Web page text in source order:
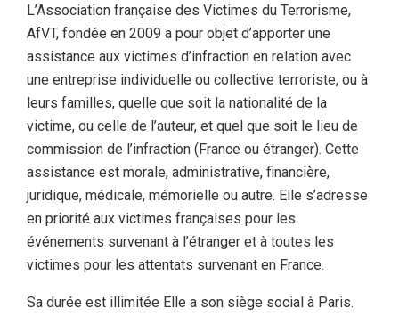
L’Association française des Victimes du Terrorisme,
AfVT, fondée en 2009 a pour objet d’apporter une
assistance aux victimes d’infraction en relation avec
une entreprise individuelle ou collective terroriste, ou à
leurs familles, quelle que soit la nationalité de la
victime, ou celle de l’auteur, et quel que soit le lieu de
commission de l’infraction (France ou étranger). Cette
assistance est morale, administrative, financière,
juridique, médicale, mémorielle ou autre. Elle s’adresse
en priorité aux victimes françaises pour les
événements survenant à l’étranger et à toutes les
victimes pour les attentats survenant en France.
Sa durée est illimitée Elle a son siège social à Paris.